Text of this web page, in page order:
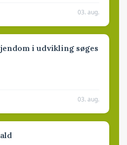
03. aug.
i udvikling søges
03. aug.